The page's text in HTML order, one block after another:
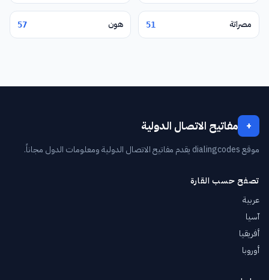
مصراتة 51 هون 57
+ مفاتيح الاتصال الدولية
موقع dialingcodes يقدم مفاتيح الاتصال الدولية ومعلومات الدول مجاناً.
تصفح حسب القارة
عربية
آسيا
أفريقيا
أوروبا